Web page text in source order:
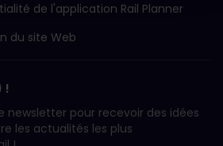
de l'application Rail Planner
du site Web
!
newsletter pour recevoir des idées
les actualités les plus